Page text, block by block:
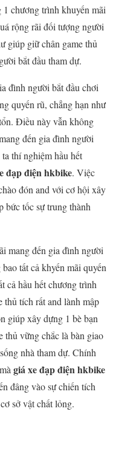
1 chương trình khuyến mãi
rộng rãi đối tượng người
giúp giữ chân game thủ
bắt đầu tham dự.
đình người bắt đầu chơi
quyến rũ, chẳng hạn như
Điều này vẫn không
đến gia đình người
thí nghiệm hầu hết
đạp điện hkbike. Việc
đón and với cơ hội xây
bức tốc sự trung thành
mang đến gia đình người
bao tất cả khyến mãi quyến
cả hầu hết chương trình
thủ tích rất and lành mập
giúp xây dựng 1 bè bạn
thủ vững chắc là bàn giao
nhà tham dự. Chính
giá xe đạp điện hkbike
đâng vào sự chiến tích
sở vật chất lỏng.